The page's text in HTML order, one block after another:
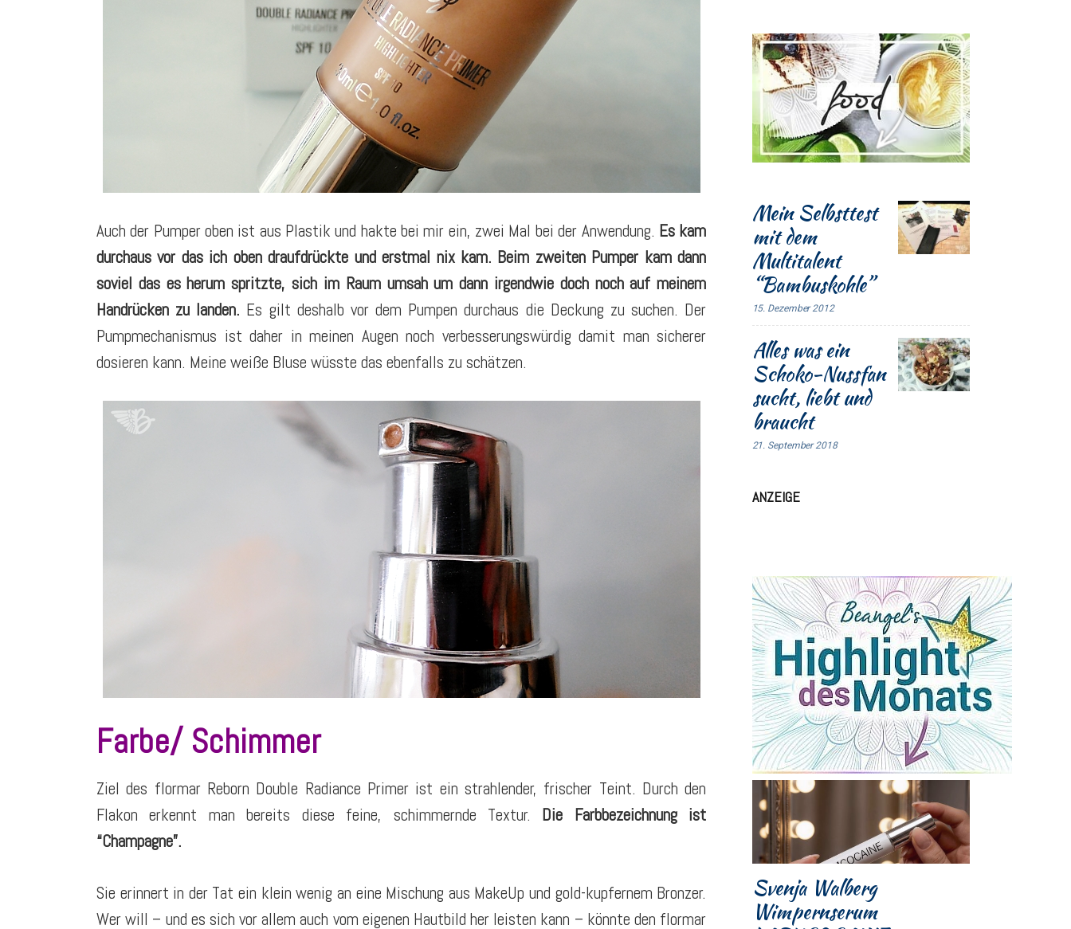
Auch der Pumper oben ist aus Plastik und hakte bei mir ein, zwei Mal bei der Anwendung. Es kam
durchaus vor das ich oben draufdrückte und erstmal nix kam. Beim zweiten Pumper kam dann
soviel das es herum spritzte, sich im Raum umsah um dann irgendwie doch noch auf meinem
Handrücken zu landen. Es gilt deshalb vor dem Pumpen durchaus die Deckung zu suchen. Der
Pumpmechanismus ist daher in meinen Augen noch verbesserungswürdig damit man sicherer
dosieren kann. Meine weiße Bluse wüsste das ebenfalls zu schätzen.
Farbe/ Schimmer
Ziel des flormar Reborn Double Radiance Primer ist ein strahlender, frischer Teint. Durch den
Flakon erkennt man bereits diese feine, schimmernde Textur. Die Farbbezeichnung ist
“Champagne”.
Sie erinnert in der Tat ein klein wenig an eine Mischung aus MakeUp und gold-kupfernem Bronzer.
Wer will – und es sich vor allem auch vom eigenen Hautbild her leisten kann – könnte den flormar
Mein Selbsttest
mit dem
Multitalent
“Bambuskohle”
15. Dezember 2012
Alles was ein
Schoko-Nussfan
sucht, liebt und
braucht
21. September 2018
ANZEIGE
Svenja Walberg
Wimpernserum